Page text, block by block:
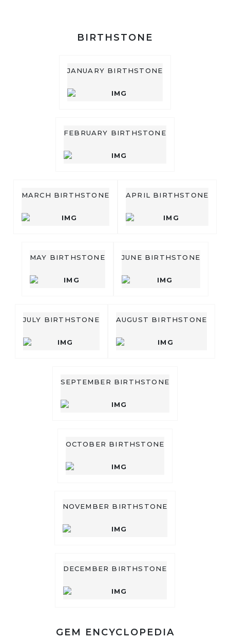
BIRTHSTONE
JANUARY BIRTHSTONE
FEBRUARY BIRTHSTONE
MARCH BIRTHSTONE APRIL BIRTHSTONE
MAY BIRTHSTONE JUNE BIRTHSTONE
JULY BIRTHSTONE AUGUST BIRTHSTONE
SEPTEMBER BIRTHSTONE
OCTOBER BIRTHSTONE
NOVEMBER BIRTHSTONE
DECEMBER BIRTHSTONE
GEM ENCYCLOPEDIA